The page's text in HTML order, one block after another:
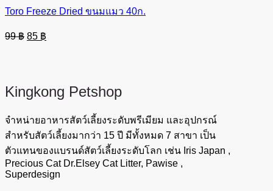
Toro Freeze Dried ขนมแมว 40ก.
99฿ Original
price
85 ฿
price
Kingkong Petshop
จำหน่ายอาหารสัตว์เลี้ยงระดับพรีเมียม และอุปกรณ์
สำหรับสัตว์เลี้ยงมากว่า 15 ปี มีทั้งหมด 7 สาขา เป็น
ตัวแทนของแบรนด์สัตว์เลี้ยงระดับโลก เช่น Iris Japan ,
Precious Cat Dr.Elsey Cat Litter, Pawise ,
Superdesign